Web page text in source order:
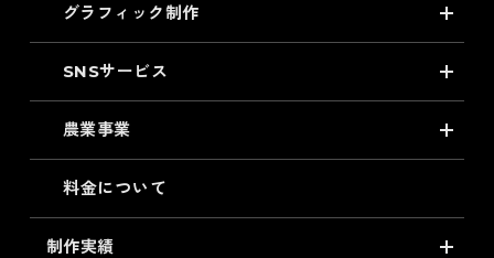
グラフィック制作
SNSサービス
農業事業
料金について
制作実績